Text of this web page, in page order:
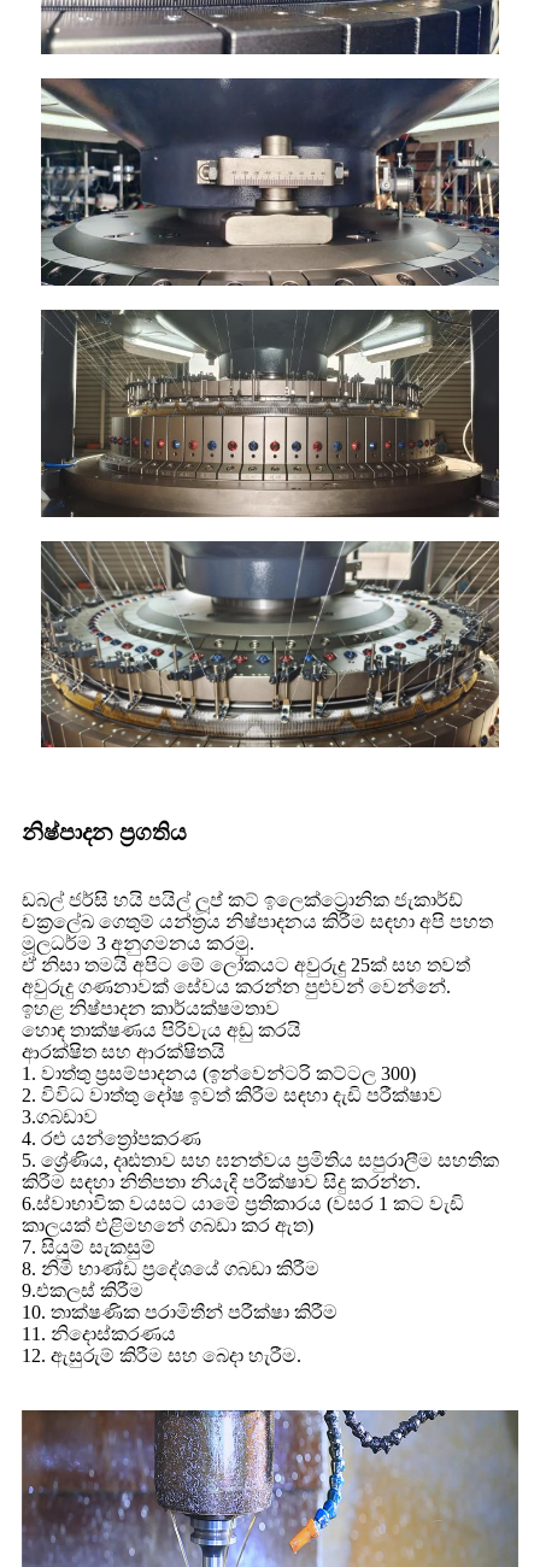
නිෂ්පාදන ප්‍රගතිය
ඩබල් ජර්සි හයි පයිල් ලූප් කට් ඉලෙක්ට්‍රොනික ජැකාර්ඩ්
චක්‍රලේඛ ගෙතුම් යන්ත්‍රය නිෂ්පාදනය කිරීම සඳහා අපි පහත
මූලධර්ම 3 අනුගමනය කරමු.
ඒ නිසා තමයි අපිට මේ ලෝකයට අවුරුදු 25ක් සහ තවත්
අවුරුදු ගණනාවක් සේවය කරන්න පුළුවන් වෙන්නේ.
ඉහළ නිෂ්පාදන කාර්යක්ෂමතාව
හොඳ තාක්ෂණය පිරිවැය අඩු කරයි
ආරක්ෂිත සහ ආරක්ෂිතයි
1. වාත්තු ප්‍රසම්පාදනය (ඉන්වෙන්ටරි කට්ටල 300)
2. විවිධ වාත්තු දෝෂ ඉවත් කිරීම සඳහා දැඩි පරීක්ෂාව
3.ගබඩාව
4. රළු යන්ත්‍රෝපකරණ
5. ශ්‍රේණිය, දෘඪතාව සහ ඝනත්වය ප්‍රමිතිය සපුරාලීම සහතික
කිරීම සඳහා නිතිපතා නියැදි පරීක්ෂාව සිදු කරන්න.
6.ස්වාභාවික වයසට යාමේ ප්‍රතිකාරය (වසර 1 කට වැඩි
කාලයක් එළිමහනේ ගබඩා කර ඇත)
7. සියුම් සැකසුම්
8. නිමි භාණ්ඩ ප්‍රදේශයේ ගබඩා කිරීම
9.එකලස් කිරීම
10. තාක්ෂණික පරාමිතීන් පරීක්ෂා කිරීම
11. නිදොස්කරණය
12. ඇසුරුම් කිරීම සහ බෙදා හැරීම.